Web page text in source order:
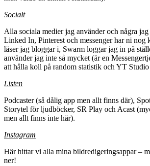
Socialt
Alla sociala medier jag använder och några
Linked In, Pinterest och messenger har ni
läser jag bloggar i, Swarm loggar jag in på
använder jag inte så mycket (är en
att hålla koll på random statistik och YT
Listen
Podcaster (så dålig app men allt finns där),
Storytel för ljudböcker, SR Play och Acast
men allt finns inte här).
Instagram
Här hittar vi alla mina bildredigeringsappar –
ner!